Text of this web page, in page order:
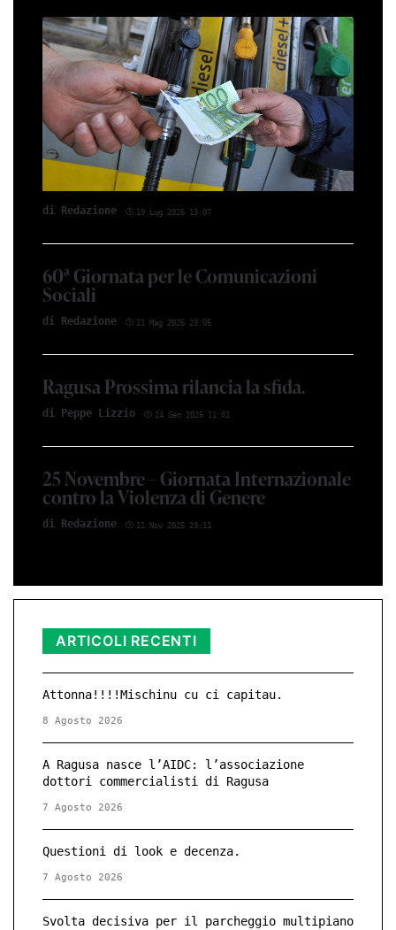
di Red­azio­ne 19 Lug 2026 13:07
60ª Giornata per le Comunicazioni
Sociali
di Red­azio­ne 11 Mag 2026 23:05
Ragusa Prossima rilancia la sfida.
di Peppe Li­z­zio 24 Gen 2026 11:01
25 Novembre – Giornata Internazionale
contro la Violenza di Genere
di Red­azio­ne 11 Nov 2025 23:11
ARTICOLI RECENTI
Attonna!!!!Mischinu cu ci capitau.
8 Agosto 2026
A Ragusa nasce l’AIDC: l’associazione
dottori commercialisti di Ragusa
7 Agosto 2026
Questioni di look e decenza.
7 Agosto 2026
Svolta decisiva per il parcheggio multipiano